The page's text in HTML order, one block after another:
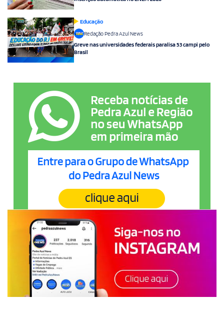
Educação
Redação Pedra Azul News
Greve nas universidades federais paralisa 53 campi pelo
Brasil